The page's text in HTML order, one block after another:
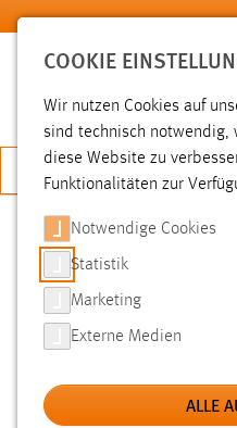
Zum Hauptinhalt springen
JETZT
SUCHE
FILTER
Typ
COOKIE
Wir nutzen Cookies auf
sind technisch notwendig,
diese Website zu
Funktionalitäten zur
Notwendige Cookies
Statistik
Marketing
Externe Medien
ALLE